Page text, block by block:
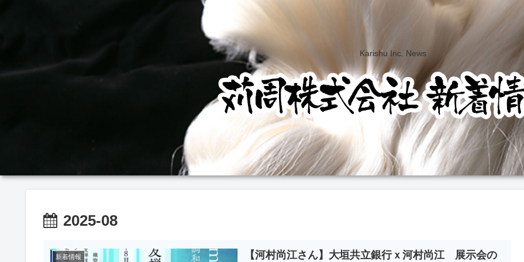
Karishu Inc. News
2025-08
新着情報 【河村尚江さん】大垣共立銀行ｘ河村尚江 展示会の